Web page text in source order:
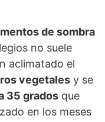
de sombra
no suele
aclimatado el
vegetales y se
35 grados que
en los meses